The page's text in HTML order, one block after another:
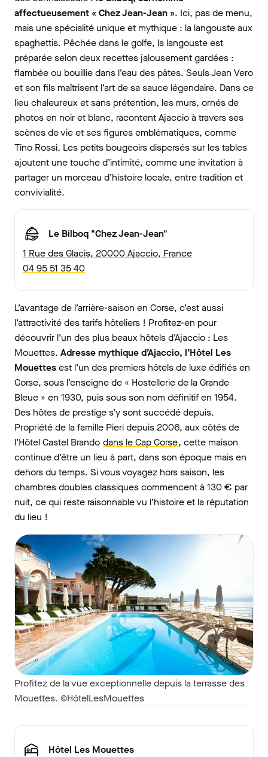
affectueusement « Chez Jean-Jean ». Ici, pas de menu,
mais une spécialité unique et mythique : la langouste aux
spaghettis. Pêchée dans le golfe, la langouste est
préparée selon deux recettes jalousement gardées :
flambée ou bouillie dans l’eau des pâtes. Seuls Jean Vero
et son fils maîtrisent l’art de sa sauce légendaire. Dans ce
lieu chaleureux et sans prétention, les murs, ornés de
photos en noir et blanc, racontent Ajaccio à travers ses
scènes de vie et ses figures emblématiques, comme
Tino Rossi. Les petits bougeoirs dispersés sur les tables
ajoutent une touche d’intimité, comme une invitation à
partager un morceau d’histoire locale, entre tradition et
convivialité.
Le Bilboq "Chez Jean-Jean"
1 Rue des Glacis, 20000 Ajaccio, France
04 95 51 35 40
L’avantage de l’arrière-saison en Corse, c’est aussi
l’attractivité des tarifs hôteliers ! Profitez-en pour
découvrir l’un des plus beaux hôtels d’Ajaccio : Les
Mouettes. Adresse mythique d’Ajaccio, l’Hôtel Les
Mouettesest l’un des premiers hôtels de luxe édifiés en
Corse, sous l’enseigne de « Hostellerie de la Grande
Bleue » en 1930, puis sous son nom définitif en 1954.
Des hôtes de prestige s’y sont succédé depuis.
Propriété de la famille Pieri depuis 2006, aux côtés de
l’Hôtel Castel Brando dans le Cap Corse, cette maison
continue d’être un lieu à part, dans son époque mais en
dehors du temps. Si vous voyagez hors saison, les
chambres doubles classiques commencent à 130 € par
nuit, ce qui reste raisonnable vu l’histoire et la réputation
du lieu !
Profitez de la vue exceptionnelle depuis la terrasse des
Mouettes. ©HôtelLesMouettes
Hôtel Les Mouettes